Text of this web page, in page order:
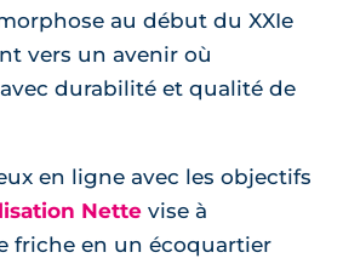
au début du XXIe
vers un avenir où
durabilité et qualité de
en ligne avec les objectifs
Nette vise à
friche en un écoquartier